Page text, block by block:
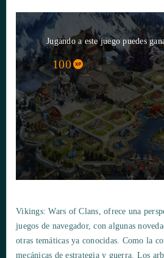
Jugando a este juego puedes
100
Vikings: Wars of Clans, ofrece una
juegos de navegador, con algunas
otras temáticas ya conocidas. Como la
mecánicas de estrategia y guerra. Los